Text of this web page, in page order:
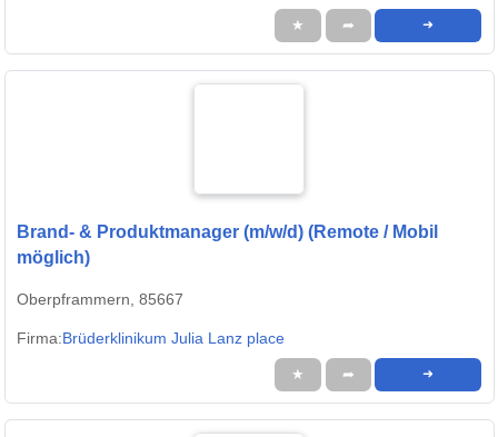
★ ➦ ➜
Brand- & Produktmanager (m/w/d) (Remote / Mobil
möglich)
Oberpframmern, 85667
Firma:Brüderklinikum Julia Lanz place
★ ➦ ➜